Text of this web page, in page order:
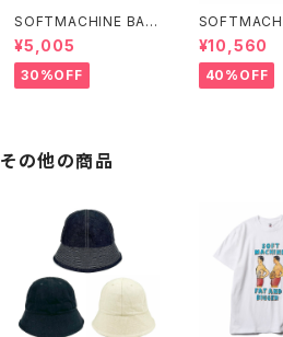
SOFTMACHINE BAR
I BARI-T (T-SHIRT
S)
¥5,005
30%OFF
ERATION
REW NECK
¥10,560
40%OFF
その他の商品